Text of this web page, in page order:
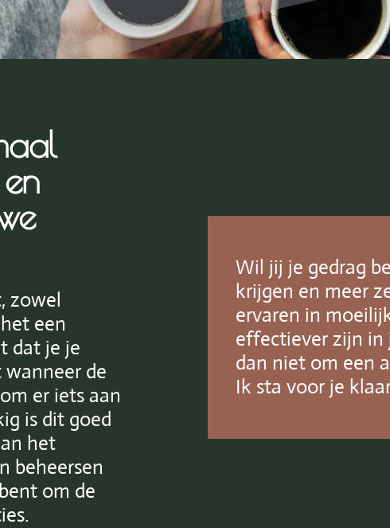
zowel
een
dat je je
de
er iets aan
is dit goed
het
beheersen
om de
Wil jij je gedrag
krijgen en meer
ervaren in
effectiever zijn in
dan niet om een
Ik sta voor je